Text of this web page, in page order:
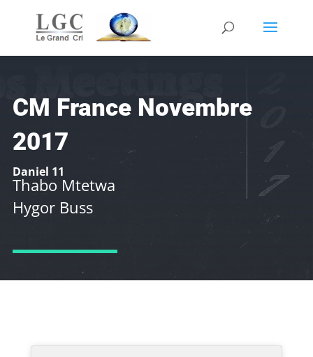
CM France Novembre
2017
Daniel 11
Thabo Mtetwa
Hygor Buss